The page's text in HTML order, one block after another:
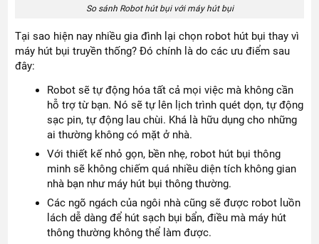
So sánh Robot hút bụi với máy hút bụi
Tại sao hiện nay nhiều gia đình lại chọn robot hút bụi thay vì
máy hút bụi truyền thống? Đó chính là do các ưu điểm sau
đây:
Robot sẽ tự động hóa tất cả mọi việc mà không cần
hỗ trợ từ bạn. Nó sẽ tự lên lịch trình quét dọn, tự động
sạc pin, tự động lau chùi. Khá là hữu dụng cho những
ai thường không có mặt ở nhà.
Với thiết kế nhỏ gọn, bền nhẹ, robot hút bụi thông
minh sẽ không chiếm quá nhiều diện tích không gian
nhà bạn như máy hút bụi thông thường.
Các ngõ ngách của ngôi nhà cũng sẽ được robot luồn
lách dễ dàng để hút sạch bụi bẩn, điều mà máy hút
thông thường không thể làm được.